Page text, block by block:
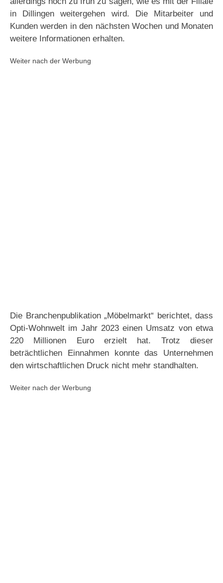
in Dillingen weitergehen wird. Die Mitarbeiter und
Kunden werden in den nächsten Wochen und Monaten
weitere Informationen erhalten.
Weiter nach der Werbung
Die Branchenpublikation „Möbelmarkt“ berichtet, dass
Opti-Wohnwelt im Jahr 2023 einen Umsatz von etwa
220 Millionen Euro erzielt hat. Trotz dieser
beträchtlichen Einnahmen konnte das Unternehmen
den wirtschaftlichen Druck nicht mehr standhalten.
Weiter nach der Werbung